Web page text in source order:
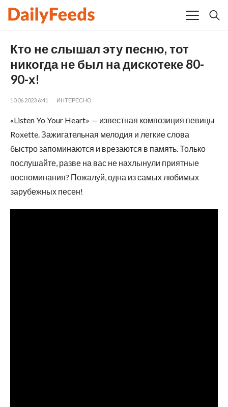
Кто не слышал эту песню, тот
никогда не был на дискотеке 80-
90-х!
10.06.2023 6:41 ИНТЕРЕСНО
«Listen Yo Your Heart» — известная композиция певицы
Roxette. Зажигательная мелодия и легкие слова
быстро запоминаются и врезаются в память. Только
послушайте, разве на вас не нахлынули приятные
воспоминания? Пожалуй, одна из самых любимых
зарубежных песен!